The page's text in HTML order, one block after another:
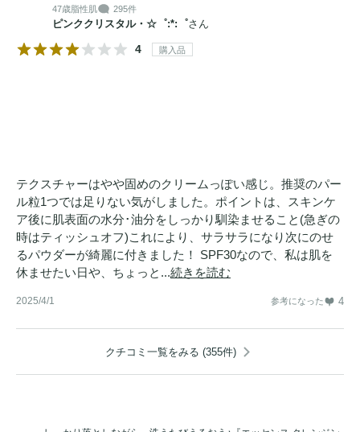
47歳脂性肌 295件
ピンククリスタル・☆゜:*:゜さん
4 購入品
テクスチャーはやや固めのクリームっぽい感じ。推奨のパー
ル粒1つでは足りない気がしました。ポイントは、スキンケ
ア後に肌表面の水分･油分をしっかり馴染ませること(急ぎの
時はティッシュオフ)これにより、サラサラになり次にのせ
るパウダーが綺麗に付きました！ SPF30なので、私は肌を
休ませたい日や、ちょっと...続きを読む
2025/4/1 参考になった 4
クチコミ一覧をみる (355件)